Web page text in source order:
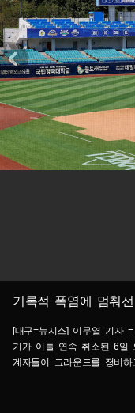
기록적 폭염에 멈춰
[대구=뉴시스] 이무열 기자
기가 이틀 연속 취소된 6일
계자들이 그라운드를 정비